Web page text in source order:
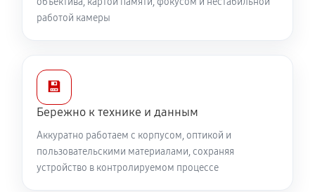
работой камеры
💾
Бережно к технике и данным
Аккуратно работаем с корпусом, оптикой и
пользовательскими материалами, сохраняя
устройство в контролируемом процессе